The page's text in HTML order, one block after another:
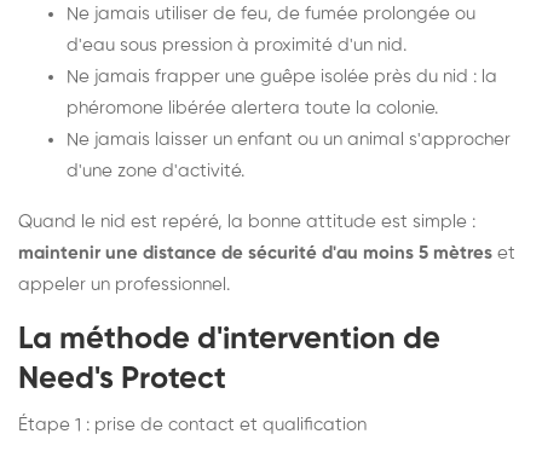
Ne jamais utiliser de feu, de fumée prolongée ou
d'eau sous pression à proximité d'un nid.
Ne jamais frapper une guêpe isolée près du nid : la
phéromone libérée alertera toute la colonie.
Ne jamais laisser un enfant ou un animal s'approcher
d'une zone d'activité.
Quand le nid est repéré, la bonne attitude est simple :
maintenir une distance de sécurité d'au moins 5 mètres et
appeler un professionnel.
La méthode d'intervention de
Need's Protect
Étape 1 : prise de contact et qualification